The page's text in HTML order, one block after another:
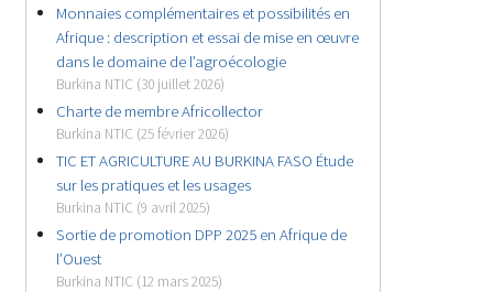
Monnaies complémentaires et possibilités en
Afrique : description et essai de mise en œuvre
dans le domaine de l’agroécologie
Burkina NTIC (30 juillet 2026)
Charte de membre Africollector
Burkina NTIC (25 février 2026)
TIC ET AGRICULTURE AU BURKINA FASO Étude
sur les pratiques et les usages
Burkina NTIC (9 avril 2025)
Sortie de promotion DPP 2025 en Afrique de
l’Ouest
Burkina NTIC (12 mars 2025)